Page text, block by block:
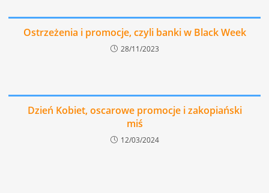
Ostrzeżenia i promocje, czyli banki w Black Week
28/11/2023
Dzień Kobiet, oscarowe promocje i zakopiański
miś
12/03/2024